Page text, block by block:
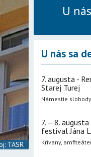
TASR
U
U nás sa
7. augusta -
Starej Turej
Námestie
7. – 8.
festival Jána
Krivany,